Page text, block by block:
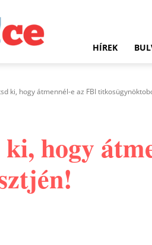
HÍREK
ki, hogy átmennél-e az FBI
hogy